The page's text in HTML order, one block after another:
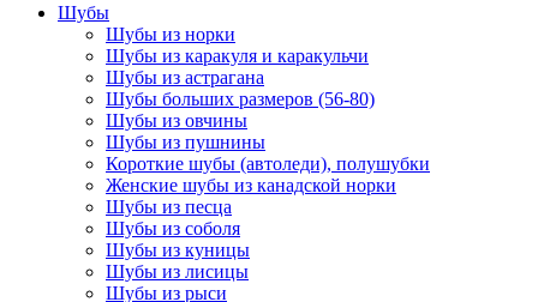
Шубы
Шубы из норки
Шубы из каракуля и каракульчи
Шубы из астрагана
Шубы больших размеров (56-80)
Шубы из овчины
Шубы из пушнины
Короткие шубы (автоледи), полушубки
Женские шубы из канадской норки
Шубы из песца
Шубы из соболя
Шубы из куницы
Шубы из лисицы
Шубы из рыси